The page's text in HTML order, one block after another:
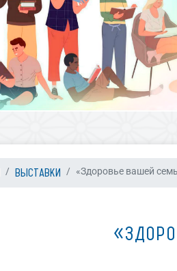
ВЫСТАВКИ «Здоровье вашей